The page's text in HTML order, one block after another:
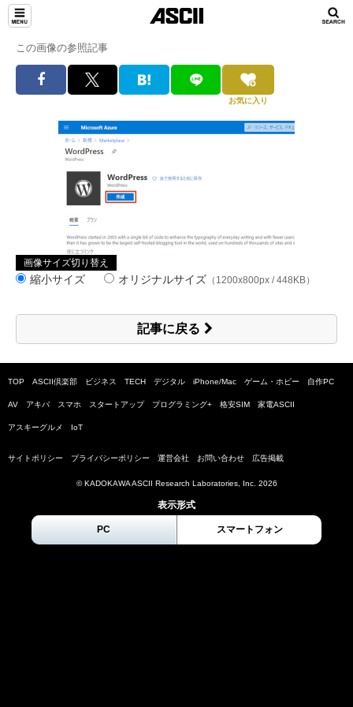
この画像の参照記事
お気に入り
画像サイズ切り替え
縮小サイズ オリジナルサイズ （1200x800px / 448KB）
記事に戻る
TOP ASCII倶楽部 ビジネス TECH デジタル iPhone/Mac ゲーム・ホビー 自作PC
AV アキバ スマホ スタートアップ プログラミング+ 格安SIM 家電ASCII
アスキーグルメ IoT
サイトポリシー プライバシーポリシー 運営会社 お問い合わせ 広告掲載
© KADOKAWA ASCII Research Laboratories, Inc. 2026
表示形式
PC スマートフォン